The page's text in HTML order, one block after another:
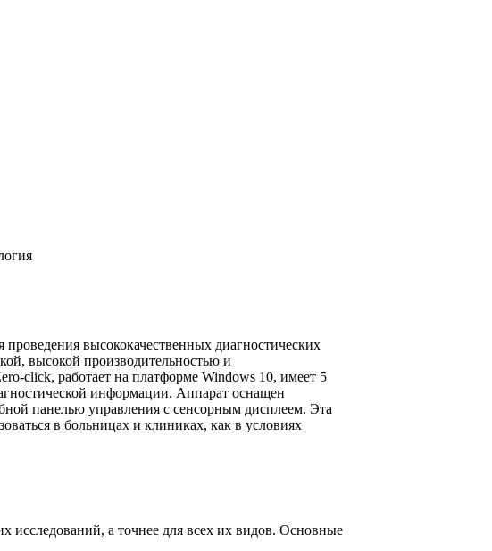
высококачественных диагностических
высокой производительностью и
click, работает на платформе Windows 10, имеет 5
информации. Аппарат оснащен
панелью управления с сенсорным дисплеем. Эта
в больницах и клиниках, как в условиях
исследований, а точнее для всех их видов. Основные